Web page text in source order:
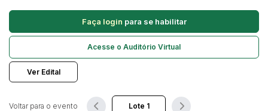
Caminhonetes
Carros
Máquina Varredeira
Motos
Pá Carregadeira
SUV
Pesquisar
Faça login para se habilitar
Acesse o Auditório Virtual
Ver Edital
Voltar para o evento